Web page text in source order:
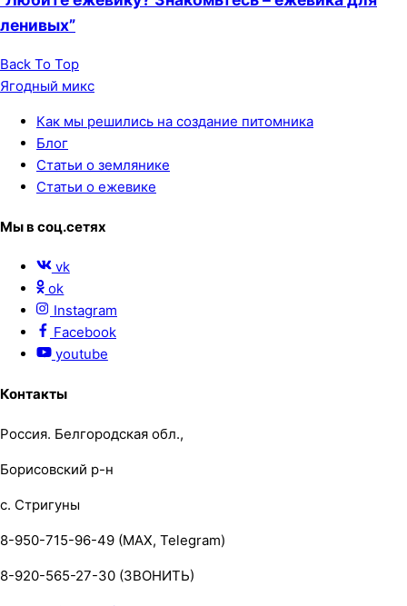
ленивых”
Back To Top
Ягодный микс
Как мы решились на создание питомника
Блог
Статьи о землянике
Статьи о ежевике
Мы в соц.сетях
vk
ok
Instagram
Facebook
youtube
Контакты
Россия. Белгородская обл.,
Борисовский р-н
с. Стригуны
8-950-715-96-49 (MAX, Telegram)
8-920-565-27-30 (ЗВОНИТЬ)